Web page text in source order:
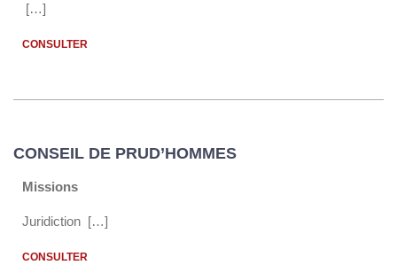
[…]
CONSULTER
CONSEIL DE PRUD’HOMMES
Missions
Juridiction […]
CONSULTER